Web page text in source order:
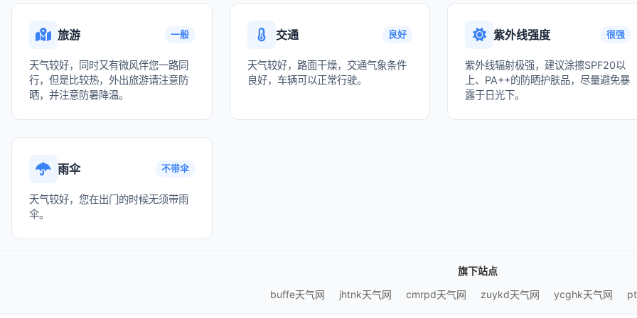
旅游 一般
天气较好，同时又有微风伴您一路同
行，但是比较热，外出旅游请注意防
晒，并注意防暑降温。
交通 良好
天气较好，路面干燥，交通气象条件
良好，车辆可以正常行驶。
紫外线强度 很强
紫外线辐射极强，建议涂擦SPF20以
上、PA++的防晒护肤品，尽量避免暴
露于日光下。
雨伞 不带伞
天气较好，您在出门的时候无须带雨
伞。
旗下站点
buffe天气网
jhtnk天气网 cmrpd天气网 zuykd天气网 ycghk天气网